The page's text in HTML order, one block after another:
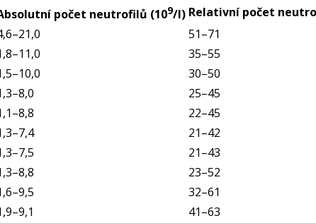
počet neutrofilů (109/l) Relativní počet
–21,0 51–71
–11,0 35–55
30–50
25–45
22–45
21–42
21–43
23–52
32–61
41–63